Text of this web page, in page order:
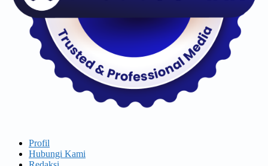
Profil
Hubungi Kami